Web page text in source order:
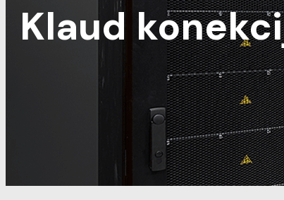
Klaud